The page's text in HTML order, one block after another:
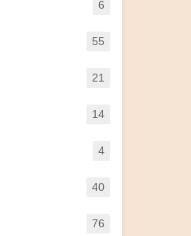
6
55
21
14
4
40
76